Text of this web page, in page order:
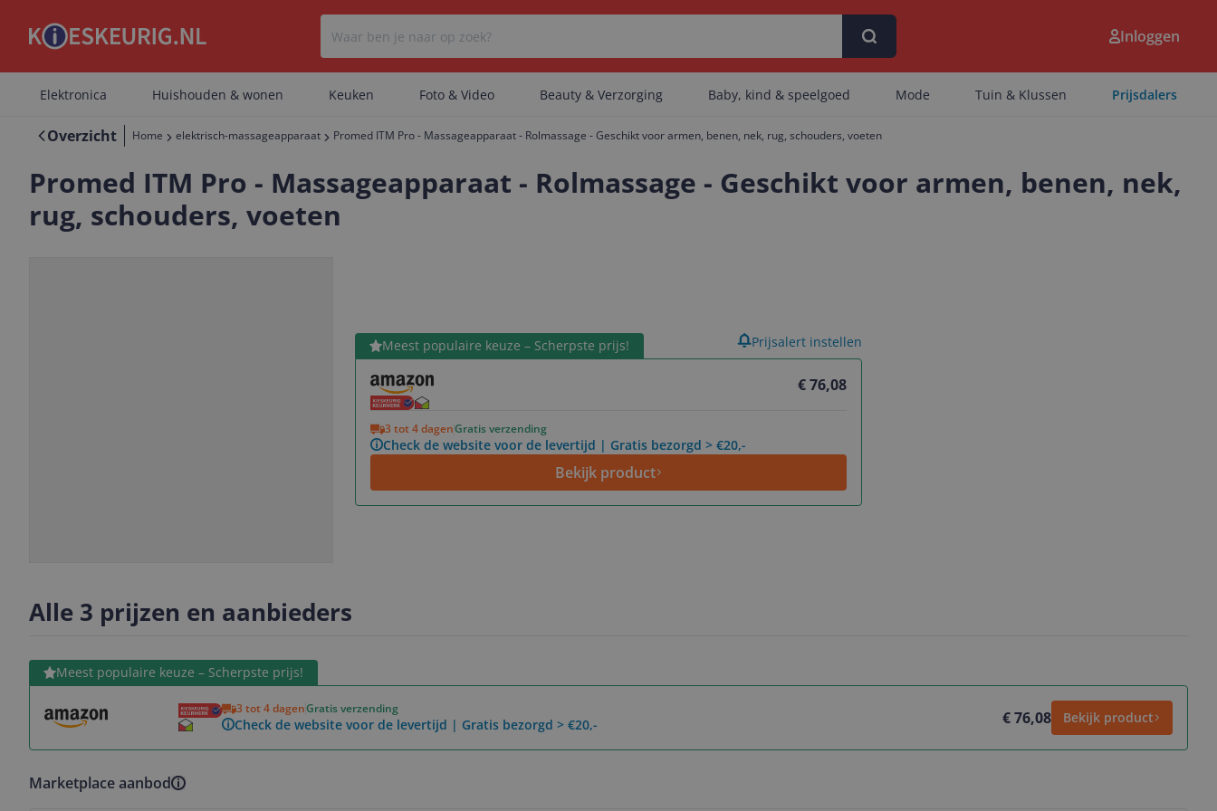
Er zijn geen categorieën gevonden.
Inloggen
Elektronica Huishouden & wonen Keuken Foto & Video Beauty & Verzorging Baby, kind & speelgoed Mode Tuin & Klussen Prijsdalers
Overzicht Home elektrisch-massageapparaat Promed ITM Pro - Massageapparaat - Rolmassage - Geschikt voor armen, benen, nek, rug, schouders, voeten
Promed ITM Pro - Massageapparaat - Rolmassage - Geschikt voor armen, benen, nek,
rug, schouders, voeten
Meest populaire keuze – Scherpste prijs!
€ 76,08
3 tot 4 dagenGratis verzending
Check de website voor de levertijd | Gratis bezorgd > €20,-
Bekijk product
Bekijk product Prijsalert instellen
Alle 3 prijzen en aanbieders
Meest populaire keuze – Scherpste prijs!
3 tot 4 dagenGratis verzending
Check de website voor de levertijd | Gratis bezorgd > €20,- € 76,08 Bekijk product
Bekijk product
Marketplace aanbod